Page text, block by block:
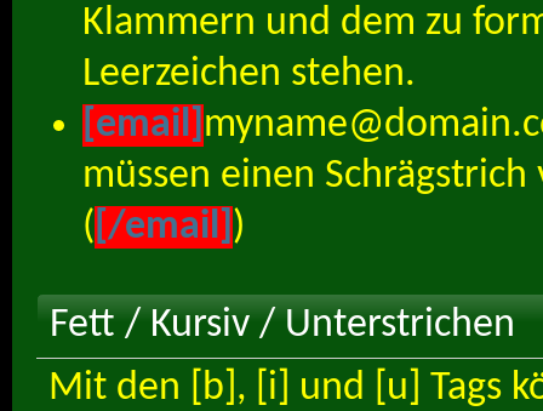
Klammern und dem zu
Leerzeichen stehen.
[email]
müssen einen
( [/email] )
Fett / Kursiv / Unterstrichen
Mit den [b], [i] und [u] Tags